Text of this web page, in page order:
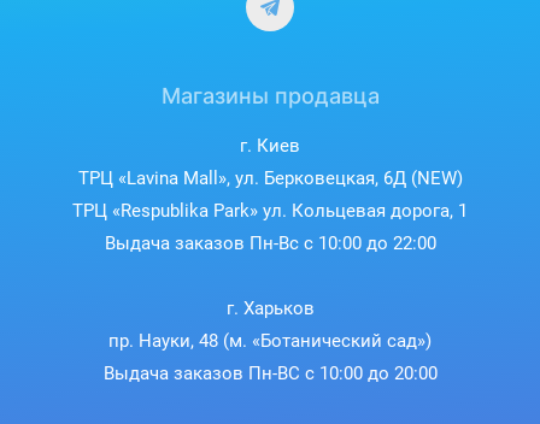
Магазины продавца
г. Киев
ТРЦ «Lavina Mall», ул. Берковецкая, 6Д (NEW)
ТРЦ «Respublika Park» ул. Кольцевая дорога, 1
Выдача заказов Пн-Вс с 10:00 до 22:00
г. Харьков
пр. Науки, 48 (м. «Ботанический сад»)
Выдача заказов Пн-ВС с 10:00 до 20:00